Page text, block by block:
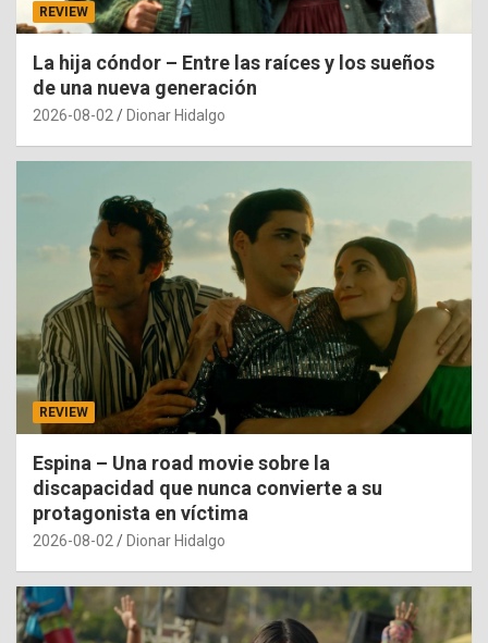
REVIEW
La hija cóndor – Entre las raíces y los sueños
de una nueva generación
2026-08-02 Dionar Hidalgo
REVIEW
Espina – Una road movie sobre la
discapacidad que nunca convierte a su
protagonista en víctima
2026-08-02 Dionar Hidalgo